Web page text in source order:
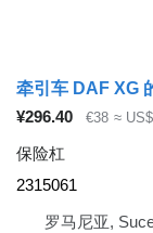
牵引车 DAF XG
¥296.40
€38 ≈
保险杠
2315061
罗马尼亚,